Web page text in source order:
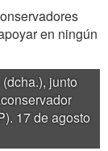
en ningún
junto
17 de agosto